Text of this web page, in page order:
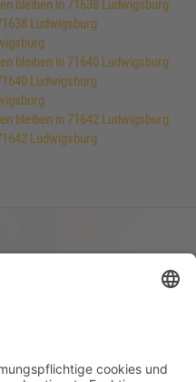
bleiben in 71638 Ludwigsburg
Ludwigsburg
bleiben in 71640 Ludwigsburg
Ludwigsburg
bleiben in 71642 Ludwigsburg
Ludwigsburg
darin